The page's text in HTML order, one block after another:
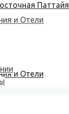
Паттайя
и Отели
и Отели